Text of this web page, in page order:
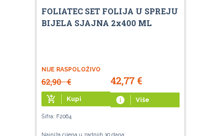
FOLIATEC SET FOLIJA U SPREJU
BIJELA SJAJNA 2x400 ML
NIJE RASPOLOŽIVO
62,90€ 42,77€
add_shopping_cart Kupi info Više
Šifra: F2064
Najniža cijena u zadnjih 30 dana: